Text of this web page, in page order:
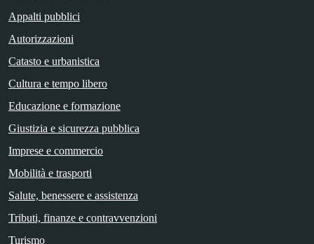
Appalti pubblici
Autorizzazioni
Catasto e urbanistica
Cultura e tempo libero
Educazione e formazione
Giustizia e sicurezza pubblica
Imprese e commercio
Mobilità e trasporti
Salute, benessere e assistenza
Tributi, finanze e contravvenzioni
Turismo